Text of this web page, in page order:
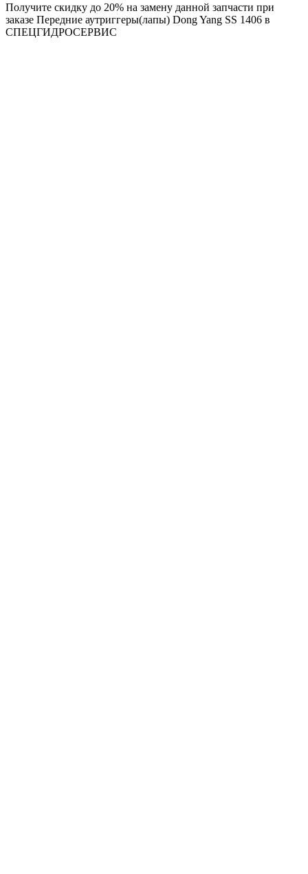
Получите скидку до 20% на замену данной запчасти при
заказе Передние аутриггеры(лапы) Dong Yang SS 1406 в
СПЕЦГИДРОСЕРВИС